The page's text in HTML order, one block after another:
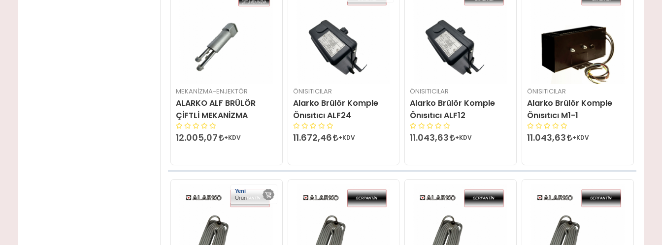
MEKANIZMA-ENJEKTÖR
ALARKO ALF BRÜLÖR
ÇİFTLİ MEKANİZMA
12.005,07 +KDV
ÖNISITICILAR
Alarko Brülör Komple
Önısıtıcı ALF24
11.672,46 +KDV
ÖNISITICILAR
Alarko Brülör Komple
Önısıtıcı ALF12
11.043,63 +KDV
ÖNISITICILAR
Alarko Brülör Komple
Önısıtıcı M1-1
11.043,63 +KDV
Yeni
Ürün